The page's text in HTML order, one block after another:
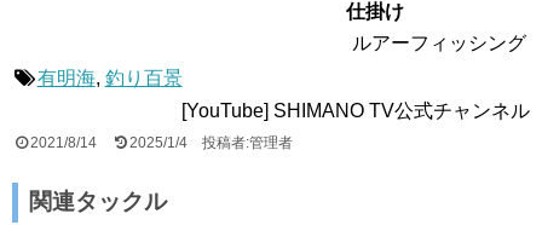
仕掛け
ルアーフィッシング
有明海, 釣り百景
[YouTube] SHIMANO TV公式チャンネル
2021/8/14 2025/1/4 投稿者:管理者
関連タックル